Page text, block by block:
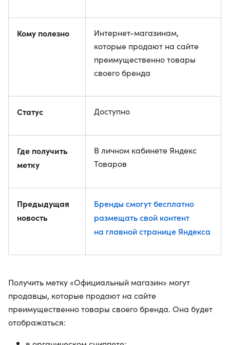
Кому полезно
Интернет-магазинам,
которые продают на сайте
преимущественно товары
своего бренда
Статус Доступно
Где получить
метку
В личном кабинете Яндекс
Товаров
Предыдущая
новость
Бренды смогут бесплатно
размещать свой контент
на главной странице Яндекса
Получить метку «Официальный магазин» могут
продавцы, которые продают на сайте
преимущественно товары своего бренда. Она будет
отображаться: